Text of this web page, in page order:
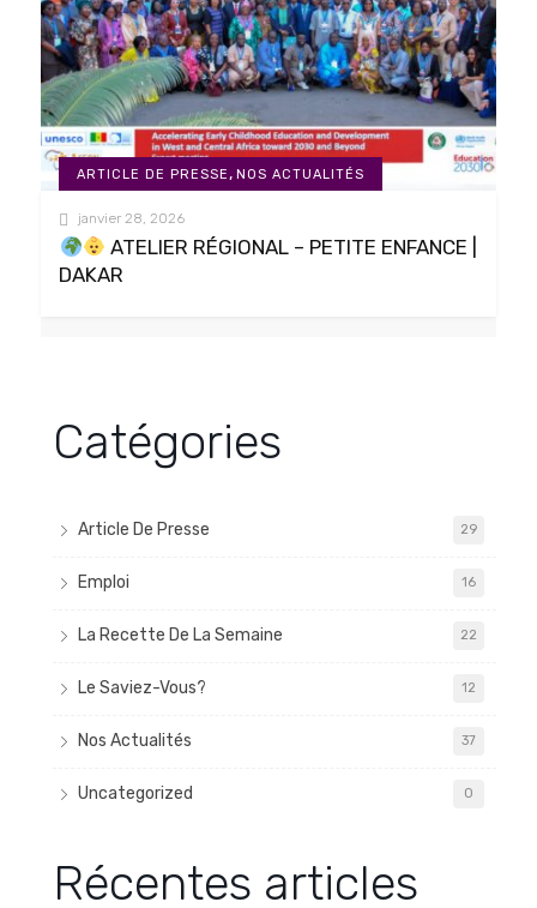
ARTICLE DE PRESSE,NOS ACTUALITÉS
janvier 28, 2026
ATELIER RÉGIONAL – PETITE ENFANCE |
DAKAR
Catégories
Article De Presse 29
Emploi 16
La Recette De La Semaine 22
Le Saviez-Vous? 12
Nos Actualités 37
Uncategorized 0
Récentes articles